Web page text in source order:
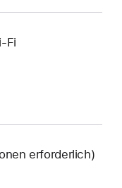
Fi
erforderlich)